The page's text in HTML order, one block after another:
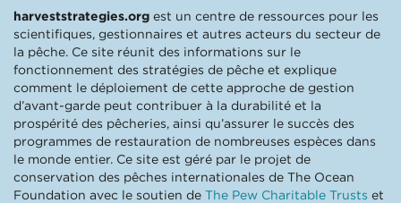
harveststrategies.org est un centre de ressources pour les
scientifiques, gestionnaires et autres acteurs du secteur de
la pêche. Ce site réunit des informations sur le
fonctionnement des stratégies de pêche et explique
comment le déploiement de cette approche de gestion
d’avant-garde peut contribuer à la durabilité et la
prospérité des pêcheries, ainsi qu’assurer le succès des
programmes de restauration de nombreuses espèces dans
le monde entier. Ce site est géré par le projet de
conservation des pêches internationales de The Ocean
Foundation avec le soutien de The Pew Charitable Trusts et